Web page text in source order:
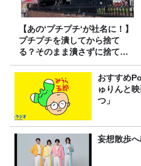
【あの‘プチプチ‘が社名に！】
プチプチを潰してから捨て
る？そのまま潰さずに捨て
る？
おすすめ
ゅりんと
つ」
妄想散歩